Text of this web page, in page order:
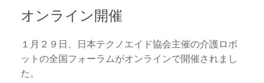
オンライン開催
１月２９日、日本テクノエイド協会主催の介護ロボ
ットの全国フォーラムがオンラインで開催されまし
た。